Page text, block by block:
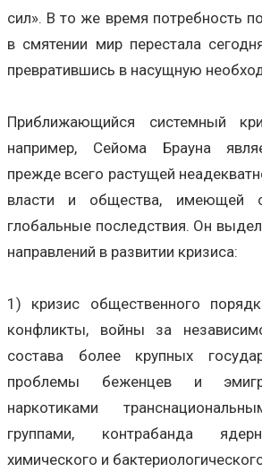
сил». В то же время потребность
в смятении мир перестала
превратившись в насущную
Приближающийся системный
например, Сейома Брауна
прежде всего растущей
власти и общества, имеющей
глобальные последствия. Он
направлений в развитии кризиса:
1) кризис общественного
конфликты, войны за
состава более крупных
проблемы беженцев и
наркотиками
группами, контрабанда
химического и